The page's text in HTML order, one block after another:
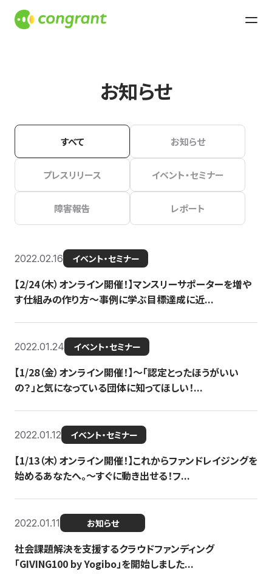
お知らせ
すべて お知らせ
プレスリリース イベント・セミナー
障害報告 レポート
2022.02.16 イベント・セミナー
【2/24（木）オンライン開催！】マンスリーサポーターを増や
す仕組みの作り方〜事例に学ぶ目標達成に近...
2022.01.24 イベント・セミナー
【1/28（金）オンライン開催！】〜「認定とったほうがいい
の？」と気になっている団体に知ってほしい！...
2022.01.12 イベント・セミナー
【1/13（木）オンライン開催！】これからファンドレイジングを
始めるあなたへ。〜すぐに動き出せる！フ...
2022.01.11 お知らせ
社会課題解決を支援するクラウドファンディング
「GIVING100 by Yogibo」を開始しました...